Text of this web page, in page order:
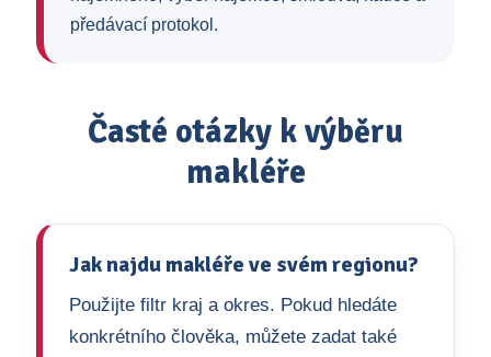
předávací protokol.
Časté otázky k výběru
makléře
Jak najdu makléře ve svém regionu?
Použijte filtr kraj a okres. Pokud hledáte
konkrétního člověka, můžete zadat také